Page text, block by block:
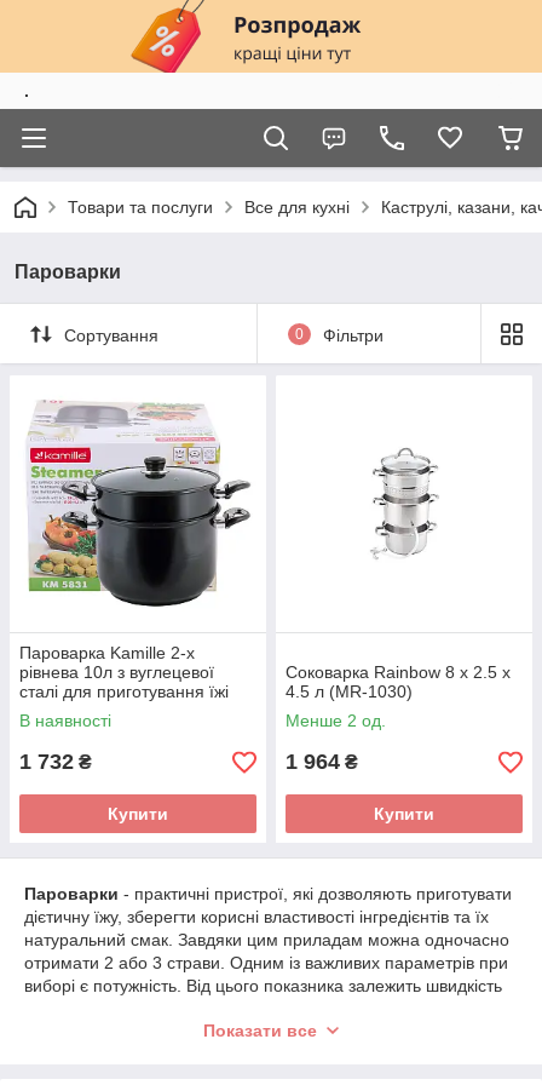
.
Товари та послуги Все для кухні Каструлі, казани,
Пароварки
Сортування 0 Фільтри
Пароварка Kamille 2-х
рівнева 10л з вуглецевої
сталі для приготування їжі
для індукції і газу KM-5831
В наявності
1 732 ₴
Купити
Соковарка Rainbow 8 x 2.5 x
4.5 л (MR-1030)
Менше 2 од.
1 964 ₴
Купити
Пароварки - практичні пристрої, які дозволяють приготувати
дієтичну їжу, зберегти корисні властивості інгредієнтів та їх
натуральний смак. Завдяки цим приладам можна одночасно
отримати 2 або 3 страви. Одним із важливих параметрів при
виборі є потужність. Від цього показника залежить швидкість
Пароварки з функцією відкладеного старту підійдуть для
Показати все